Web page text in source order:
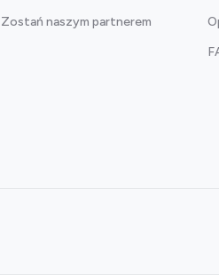
Zostań naszym partnerem